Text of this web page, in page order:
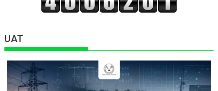
UAT